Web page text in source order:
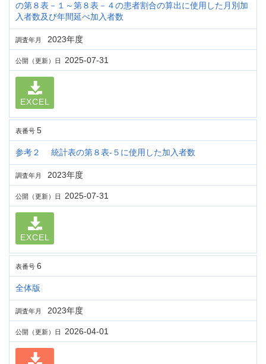
の第８表－１～第８表－４の患者割合の算出に使用した月別加
入者数及び年間延べ加入者数
調査年月 2023年度
公開（更新）日 2025-07-31
EXCEL
表番号 5
参考２ 統計表の第８表-５に使用した加入者数
調査年月 2023年度
公開（更新）日 2025-07-31
EXCEL
表番号 6
全体版
調査年月 2023年度
公開（更新）日 2026-04-01